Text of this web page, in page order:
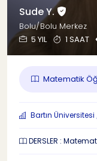
Sude Y.
Bolu/Bolu Merkez
5 YIL
1 SAAT
Matematik
Bartın
DERSLER :